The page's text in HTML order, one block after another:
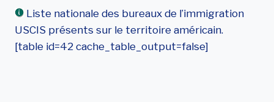
Liste nationale des bureaux de l’immigration
USCIS présents sur le territoire américain.
[table id=42 cache_table_output=false]